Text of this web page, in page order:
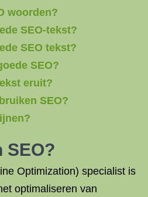
woorden?
SEO-tekst?
SEO tekst?
SEO?
eruit?
SEO?
SEO?
Optimization) specialist is
optimaliseren van